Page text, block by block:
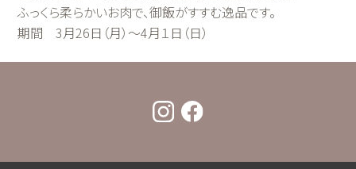
ふっくら柔らかいお肉で、御飯がすすむ逸品です。
期間 3月26日（月）～4月１日（日）